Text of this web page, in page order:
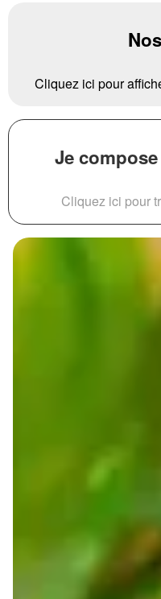
Cliquez ici pour
Je
Cliquez ici pour